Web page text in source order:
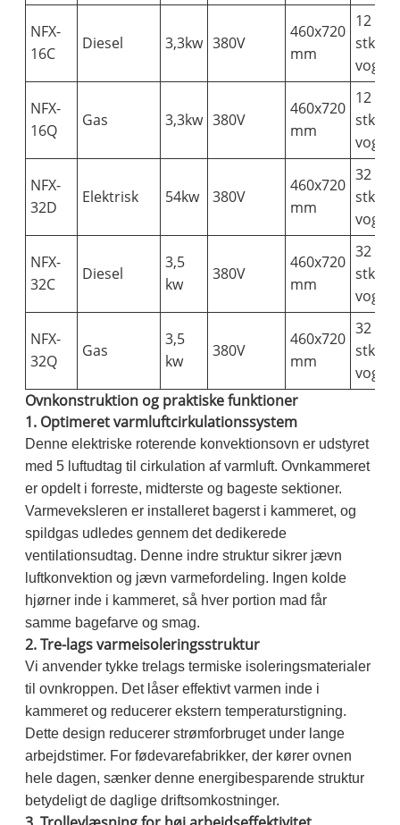
NFX-
16C
Diesel 3,3kw 380V
460x720
mm
12
stk (1
vogn)
NFX-
16Q
Gas 3,3kw 380V
460x720
mm
12
stk (1
vogn)
NFX-
32D
Elektrisk 54kw 380V
460x720
mm
32
stk (1
vogn)
NFX-
32C
Diesel
3,5
kw
380V
460x720
mm
32
stk (1
vogn)
NFX-
32Q
Gas
3,5
kw
380V
460x720
mm
32
stk (1
vogn)
Ovnkonstruktion og praktiske funktioner
1. Optimeret varmluftcirkulationssystem
Denne elektriske roterende konvektionsovn er udstyret
med 5 luftudtag til cirkulation af varmluft. Ovnkammeret
er opdelt i forreste, midterste og bageste sektioner.
Varmeveksleren er installeret bagerst i kammeret, og
spildgas udledes gennem det dedikerede
ventilationsudtag. Denne indre struktur sikrer jævn
luftkonvektion og jævn varmefordeling. Ingen kolde
hjørner inde i kammeret, så hver portion mad får
samme bagefarve og smag.
2. Tre-lags varmeisoleringsstruktur
Vi anvender tykke trelags termiske isoleringsmaterialer
til ovnkroppen. Det låser effektivt varmen inde i
kammeret og reducerer ekstern temperaturstigning.
Dette design reducerer strømforbruget under lange
arbejdstimer. For fødevarefabrikker, der kører ovnen
hele dagen, sænker denne energibesparende struktur
betydeligt de daglige driftsomkostninger.